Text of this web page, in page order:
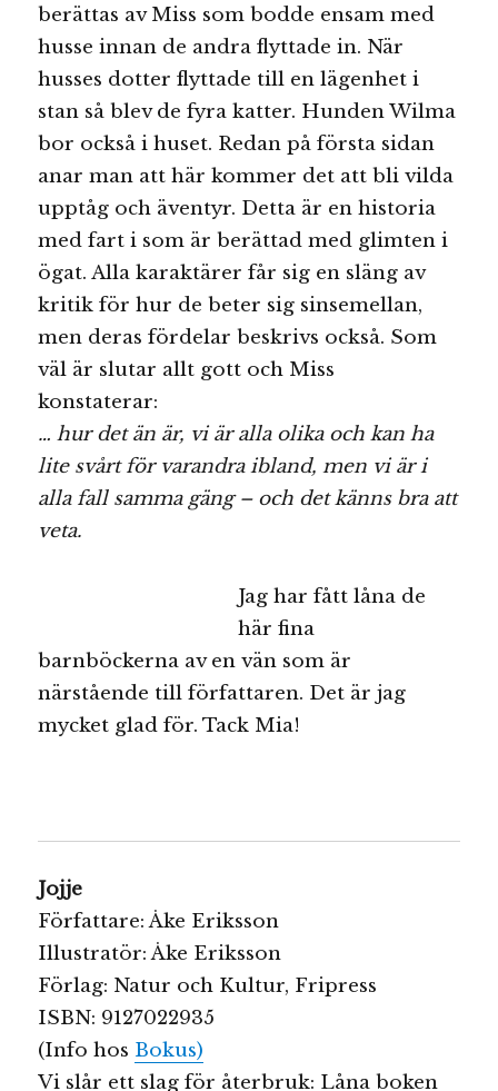
berättas av Miss som bodde ensam med
husse innan de andra flyttade in. När
husses dotter flyttade till en lägenhet i
stan så blev de fyra katter. Hunden Wilma
bor också i huset. Redan på första sidan
anar man att här kommer det att bli vilda
upptåg och äventyr. Detta är en historia
med fart i som är berättad med glimten i
ögat. Alla karaktärer får sig en släng av
kritik för hur de beter sig sinsemellan,
men deras fördelar beskrivs också. Som
väl är slutar allt gott och Miss
konstaterar:
… hur det än är, vi är alla olika och kan ha
lite svårt för varandra ibland, men vi är i
alla fall samma gäng – och det känns bra att
veta.
Jag har fått låna de
här fina
barnböckerna av en vän som är
närstående till författaren. Det är jag
mycket glad för. Tack Mia!
Jojje
Författare: Åke Eriksson
Illustratör: Åke Eriksson
Förlag: Natur och Kultur, Fripress
ISBN: 9127022935
(Info hos Bokus)
Vi slår ett slag för återbruk: Låna boken